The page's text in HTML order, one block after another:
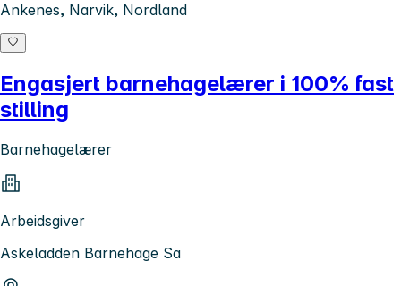
Ankenes, Narvik, Nordland
Engasjert barnehagelærer i 100% fast
stilling
Barnehagelærer
Arbeidsgiver
Askeladden Barnehage Sa